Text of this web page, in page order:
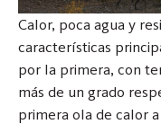
Calor, poca agua y
características
por la primera, con
más de un grado
primera ola de calor